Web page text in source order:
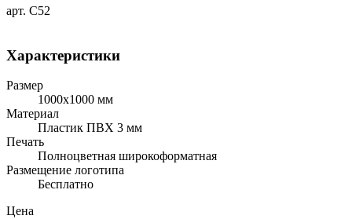
арт. С52
Характеристики
Размер
1000х1000 мм
Материал
Пластик ПВХ 3 мм
Печать
Полноцветная широкоформатная
Размещение логотипа
Бесплатно
Цена